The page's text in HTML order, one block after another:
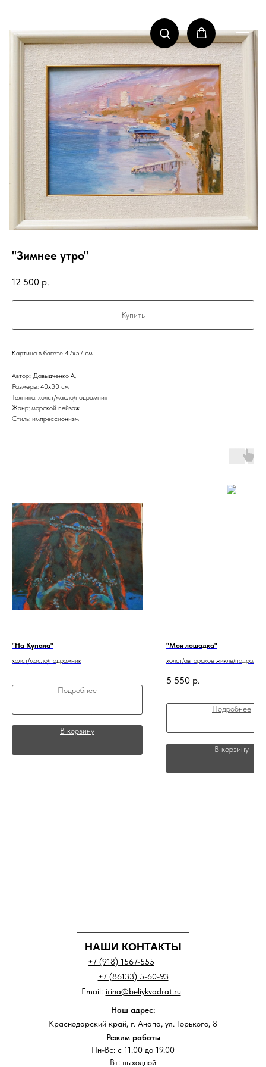
"Зимнее утро"
12 500 р.
Купить
Картина в багете 47х57 см
Автор:: Давыдченко А.
Размеры: 40x30 см
Техника: холст/масло/подрамник
Жанр: морской пейзаж
Стиль: импрессионизм
"На Купала"
холст/масло/подрамник
Подробнее
В корзину
"Моя лошадка"
холст/авторское жикле/
5 550 р.
Подробнее
В корзину
НАШИ КОНТАКТЫ
+7 (918) 1567-555
+7 (86133) 5-60-93
Наш адрес:
Краснодарский край, г. Анапа, ул. Горького, 8
Режим работы
Пн-Вс: с 11.00 до 19.00
Вт: выходной
irina@beliykvadrat.ru
Email: